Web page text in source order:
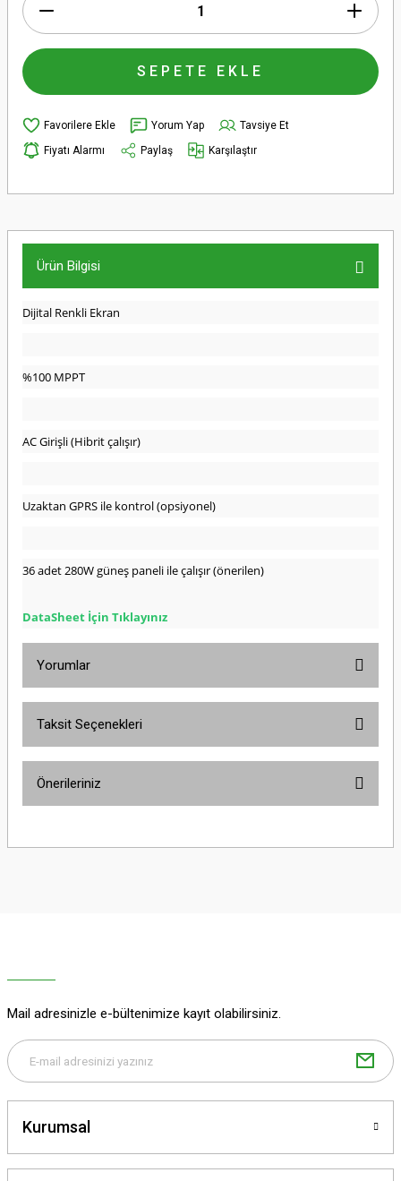
SEPETE EKLE
Yorum Yap
Tavsiye Et
Fiyatı Alarmı
Paylaş Karşılaştır
Ürün Bilgisi
Dijital Renkli Ekran
%100 MPPT
AC Girişli (Hibrit çalışır)
Uzaktan GPRS ile kontrol (opsiyonel)
36adet 280W güneş paneli ile çalışır (önerilen)
DataSheet İçin Tıklayınız
Yorumlar
Taksit Seçenekleri
Önerileriniz
yetersiz gördüğünüz noktaları öneri formunu kullanarak tarafımıza
Bu ürüne benzer farklı alternatifler olmalı.
Mail adresinizle e-bültenimize kayıt olabilirsiniz.
Kurumsal